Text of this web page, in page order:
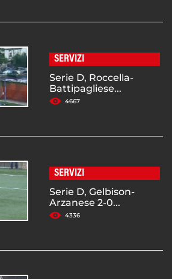
SERVIZI
Serie D, Roccella-
Battipagliese...
4667
SERVIZI
Serie D, Gelbison-
Arzanese 2-0...
4336